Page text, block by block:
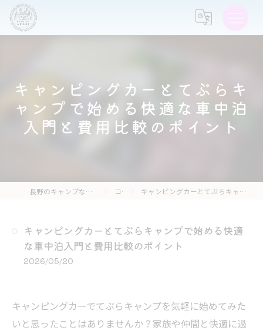
キャンピングカーとてぶらキ
ャンプで始める快適な車中泊
入門と費用比較のポイント
長野のキャンプなら森の灯キャンプ場・茶亭 森の灯 コラム キャンピングカーとてぶらキャンプで始める快適な車中泊入門と費用比較のポイント
キャンピングカーとてぶらキャンプで始める快適
な車中泊入門と費用比較のポイント
2026/05/20
キャンピングカーでてぶらキャンプを気軽に始めてみた
いと思ったことはありませんか？家族や仲間と快適に過